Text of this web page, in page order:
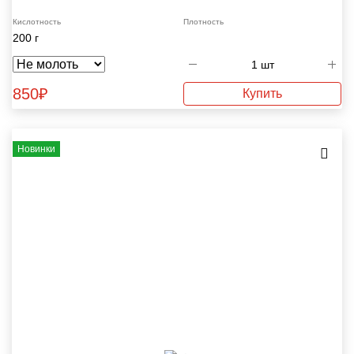
Кислотность Плотность
200 г
850₽ Купить
Новинки